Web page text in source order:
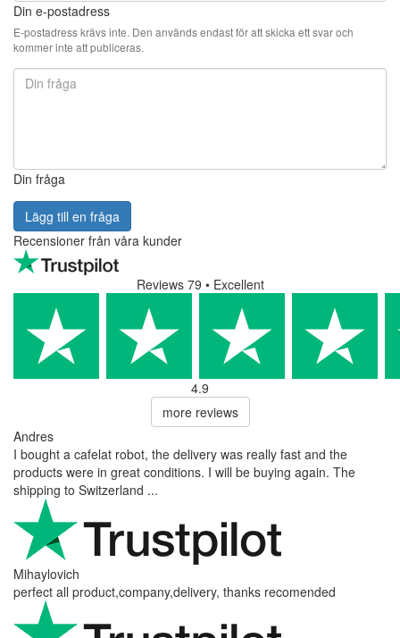
Din e-postadress
E-postadress krävs inte. Den används endast för att skicka ett svar och
kommer inte att publiceras.
Din fråga
Lägg till en fråga
Recensioner från våra kunder
Reviews 79 • Excellent
4.9
more reviews
Andres
I bought a cafelat robot, the delivery was really fast and the
products were in great conditions. I will be buying again. The
shipping to Switzerland ...
Mihaylovich
perfect all product,company,delivery, thanks recomended